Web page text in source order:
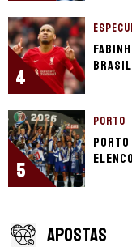
4
Brasil
5
PORTO
Porto
elenco
APOSTAS